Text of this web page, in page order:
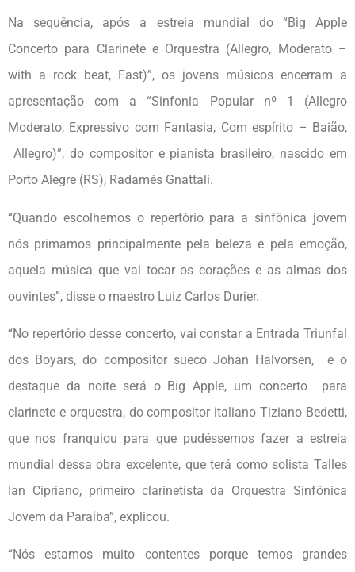
Na sequência, após a estreia mundial do “Big Apple
Concerto para Clarinete e Orquestra (Allegro, Moderato –
with a rock beat, Fast)”, os jovens músicos encerram a
apresentação com a “Sinfonia Popular nº 1 (Allegro
Moderato, Expressivo com Fantasia, Com espírito – Baião,
Allegro)”, do compositor e pianista brasileiro, nascido em
Porto Alegre (RS), Radamés Gnattali.
“Quando escolhemos o repertório para a sinfônica jovem
nós primamos principalmente pela beleza e pela emoção,
aquela música que vai tocar os corações e as almas dos
ouvintes”, disse o maestro Luiz Carlos Durier.
“No repertório desse concerto, vai constar a Entrada Triunfal
dos Boyars, do compositor sueco Johan Halvorsen, e o
destaque da noite será o Big Apple, um concerto para
clarinete e orquestra, do compositor italiano Tiziano Bedetti,
que nos franquiou para que pudéssemos fazer a estreia
mundial dessa obra excelente, que terá como solista Talles
Ian Cipriano, primeiro clarinetista da Orquestra Sinfônica
Jovem da Paraíba”, explicou.
“Nós estamos muito contentes porque temos grandes